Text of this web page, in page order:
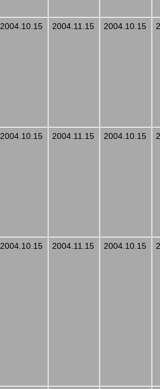
2004.10.15 2004.11.15 2004.10.15
2004.10.15 2004.11.15 2004.10.15
2004.10.15 2004.11.15 2004.10.15